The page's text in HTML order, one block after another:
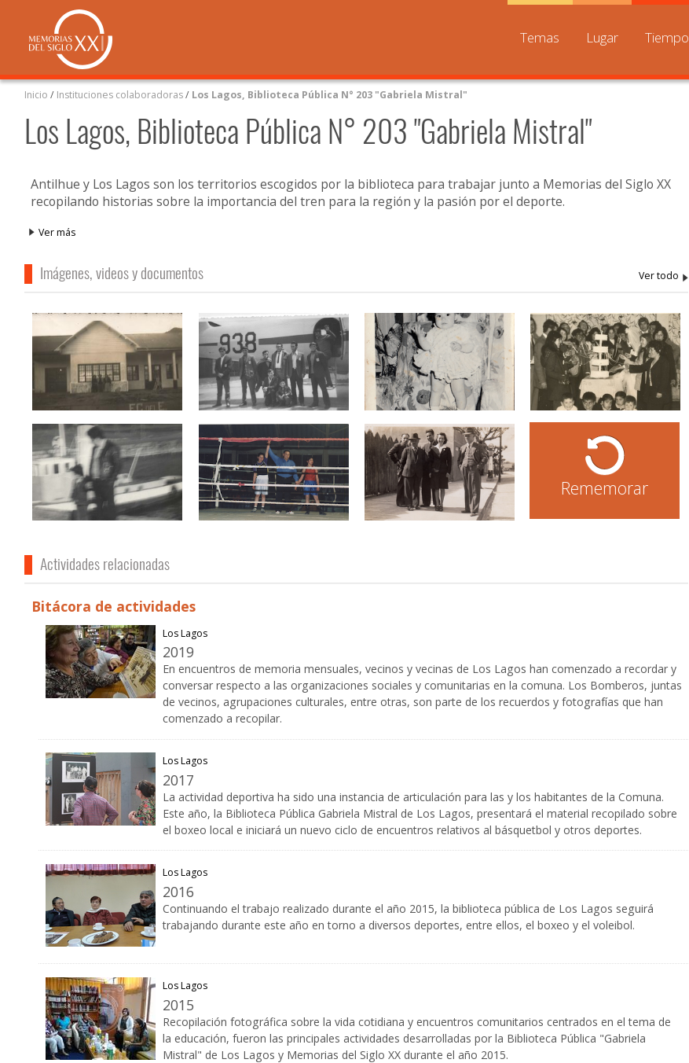
Temas Lugar Tiempo
Inicio / Instituciones colaboradoras/ Los Lagos, Biblioteca Pública N° 203 "Gabriela Mistral"
Los Lagos, Biblioteca Pública N° 203 "Gabriela Mistral"
Antilhue y Los Lagos son los territorios escogidos por la biblioteca para trabajar junto a Memorias del Siglo XX
recopilando historias sobre la importancia del tren para la región y la pasión por el deporte.
Ver más
Imágenes, videos y documentos
Rememorar
Actividades relacionadas
Bitácora de actividades
Los Lagos
2019
En encuentros de memoria mensuales, vecinos y vecinas de Los Lagos han comenzado a recordar y
conversar respecto a las organizaciones sociales y comunitarias en la comuna. Los Bomberos, juntas
de vecinos, agrupaciones culturales, entre otras, son parte de los recuerdos y fotografías que han
comenzado a recopilar.
Los Lagos
2017
La actividad deportiva ha sido una instancia de articulación para las y los habitantes de la Comuna.
Este año, la Biblioteca Pública Gabriela Mistral de Los Lagos, presentará el material recopilado sobre
el boxeo local e iniciará un nuevo ciclo de encuentros relativos al básquetbol y otros deportes.
Los Lagos
2016
Continuando el trabajo realizado durante el año 2015, la biblioteca pública de Los Lagos seguirá
trabajando durante este año en torno a diversos deportes, entre ellos, el boxeo y el voleibol.
Los Lagos
2015
Recopilación fotográfica sobre la vida cotidiana y encuentros comunitarios centrados en el tema de
la educación, fueron las principales actividades desarrolladas por la Biblioteca Pública "Gabriela
Mistral" de Los Lagos y Memorias del Siglo XX durante el año 2015.